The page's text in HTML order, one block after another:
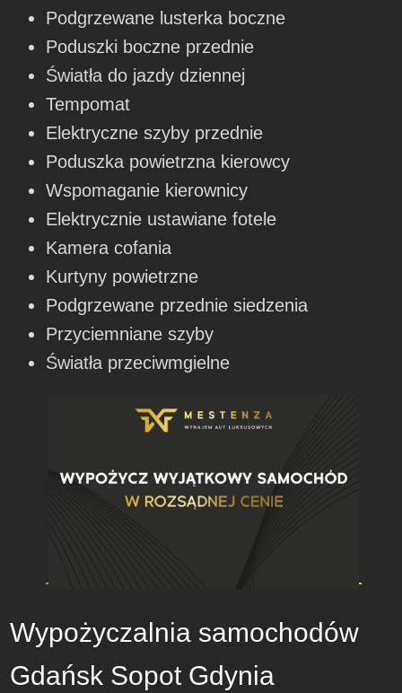
Podgrzewane lusterka boczne
Poduszki boczne przednie
Światła do jazdy dziennej
Tempomat
Elektryczne szyby przednie
Poduszka powietrzna kierowcy
Wspomaganie kierownicy
Elektrycznie ustawiane fotele
Kamera cofania
Kurtyny powietrzne
Podgrzewane przednie siedzenia
Przyciemniane szyby
Światła przeciwmgielne
Wypożyczalnia samochodów
Gdańsk Sopot Gdynia